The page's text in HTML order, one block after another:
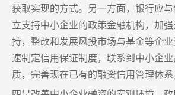
获取实现的方式。另一方面，银行应
立支持中小企业的政策金融机构，加
持，整改和发展风投市场与基金等企
速制定信用保证制度，联系到中小企
质，完善现在已有的融资信用管理体系